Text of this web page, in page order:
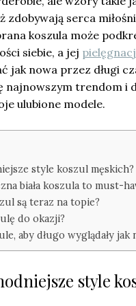
zdobywają serca
koszula może
siebie, a jej
jak nowa przez długi
najnowszym trendom i
ulubione modele.
style koszul męskich?
biała koszula to must-
są teraz na topie?
do okazji?
aby długo wyglądały jak
style